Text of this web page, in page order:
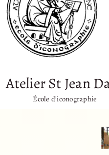
Atelier St Jean
École d’iconographie